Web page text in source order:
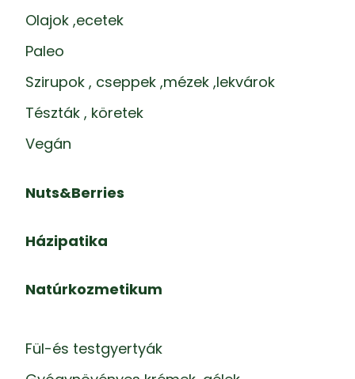
Olajok ,ecetek
Paleo
Szirupok , cseppek ,mézek ,lekvárok
Tészták , köretek
Vegán
Nuts&Berries
Házipatika
Natúrkozmetikum
Fül-és testgyertyák